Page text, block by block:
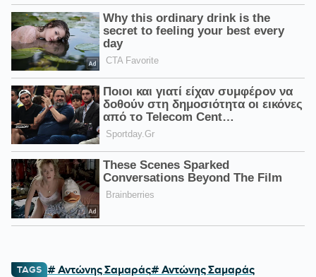
TAGS # Αντώνης Σαμαράς# Αντώνης Σαμαράς